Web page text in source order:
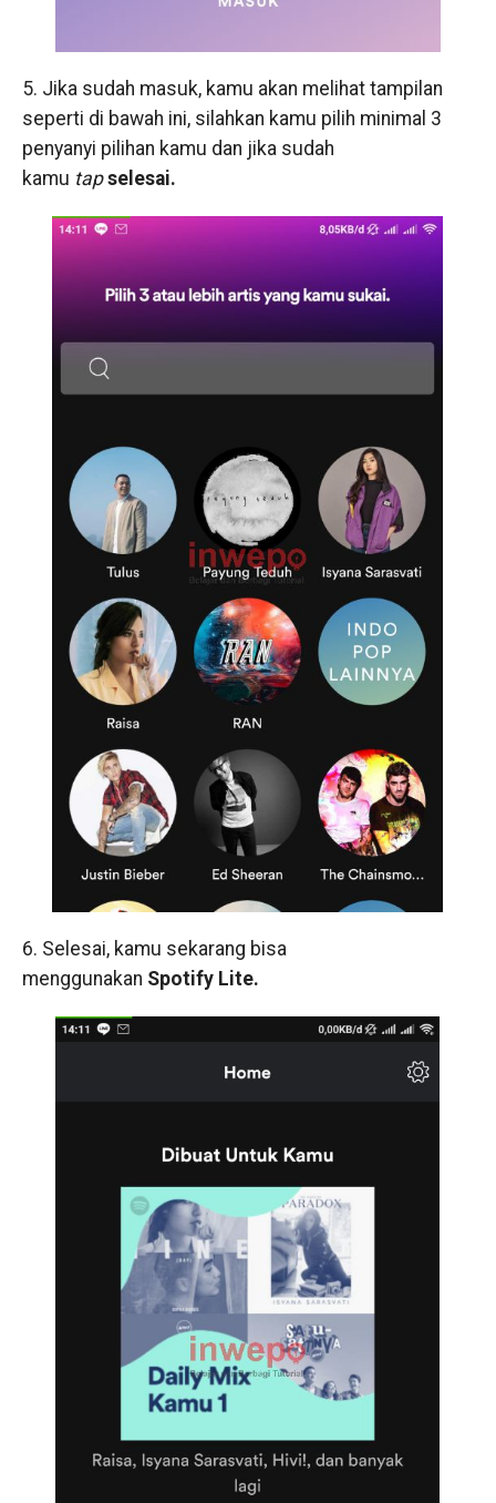
5. Jika sudah masuk, kamu akan melihat tampilan
seperti di bawah ini, silahkan kamu pilih minimal 3
penyanyi pilihan kamu dan jika sudah
kamu tapselesai.
6. Selesai, kamu sekarang bisa
menggunakan Spotify Lite.